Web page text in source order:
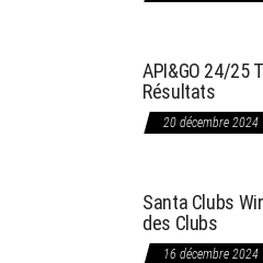
API&GO 24/25
Résultats
20 décembre 2024
Santa Clubs
des Clubs
16 décembre 2024